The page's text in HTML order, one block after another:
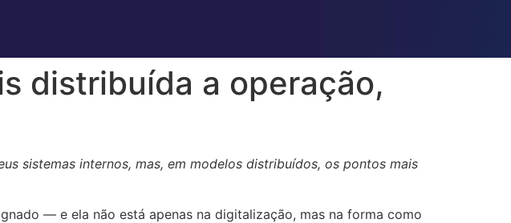
distribuída a operação,
sistemas internos, mas, em modelos distribuídos, os pontos mais
— e ela não está apenas na digitalização, mas na forma como